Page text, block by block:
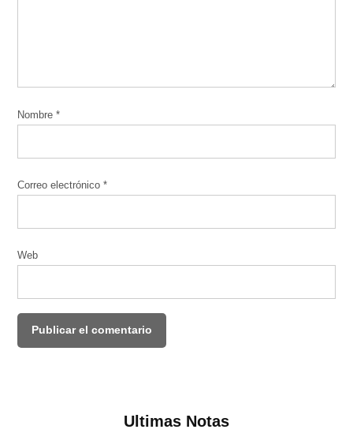
Nombre*
Correo electrónico*
Web
Ultimas Notas